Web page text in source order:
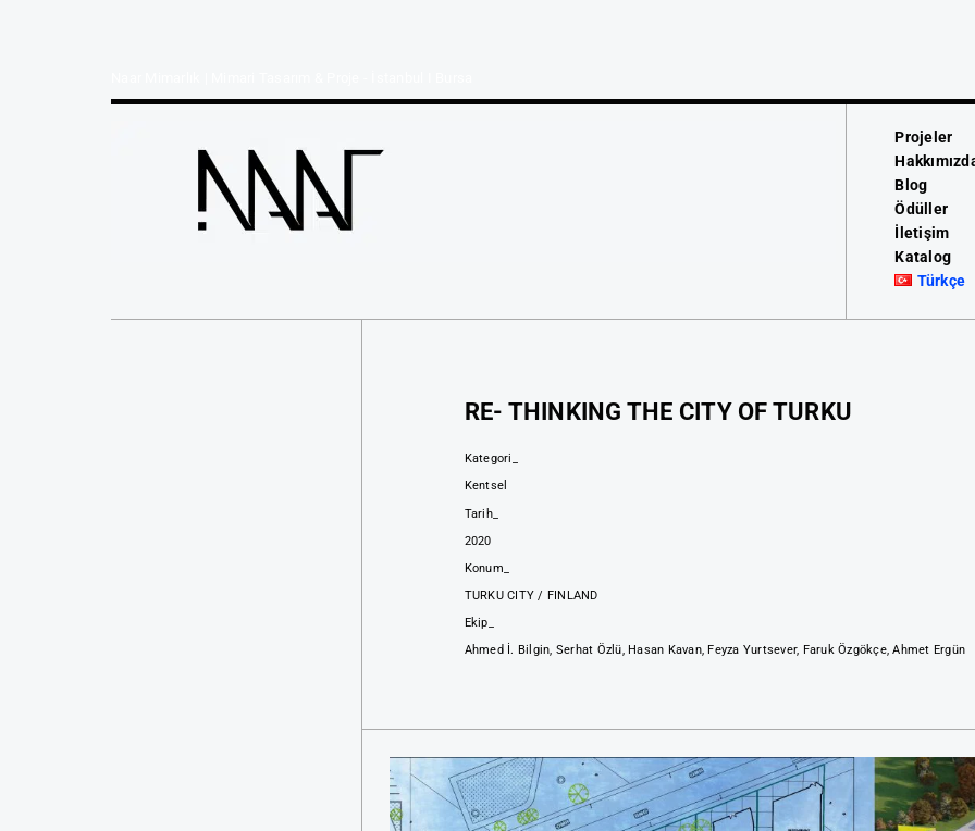
Projeler
Blog
Ödüller
İletişim
Katalog
Türkçe
RE- THINKING THE CITY OF TURKU
Kategori_
Kentsel
Tarih_
2020
Konum_
TURKU CITY / FINLAND
Ekip_
Ahmed İ. Bilgin, Serhat Özlü, Hasan Kavan, Feyza Yurtsever, Faruk Özgökçe, Ahmet Ergün